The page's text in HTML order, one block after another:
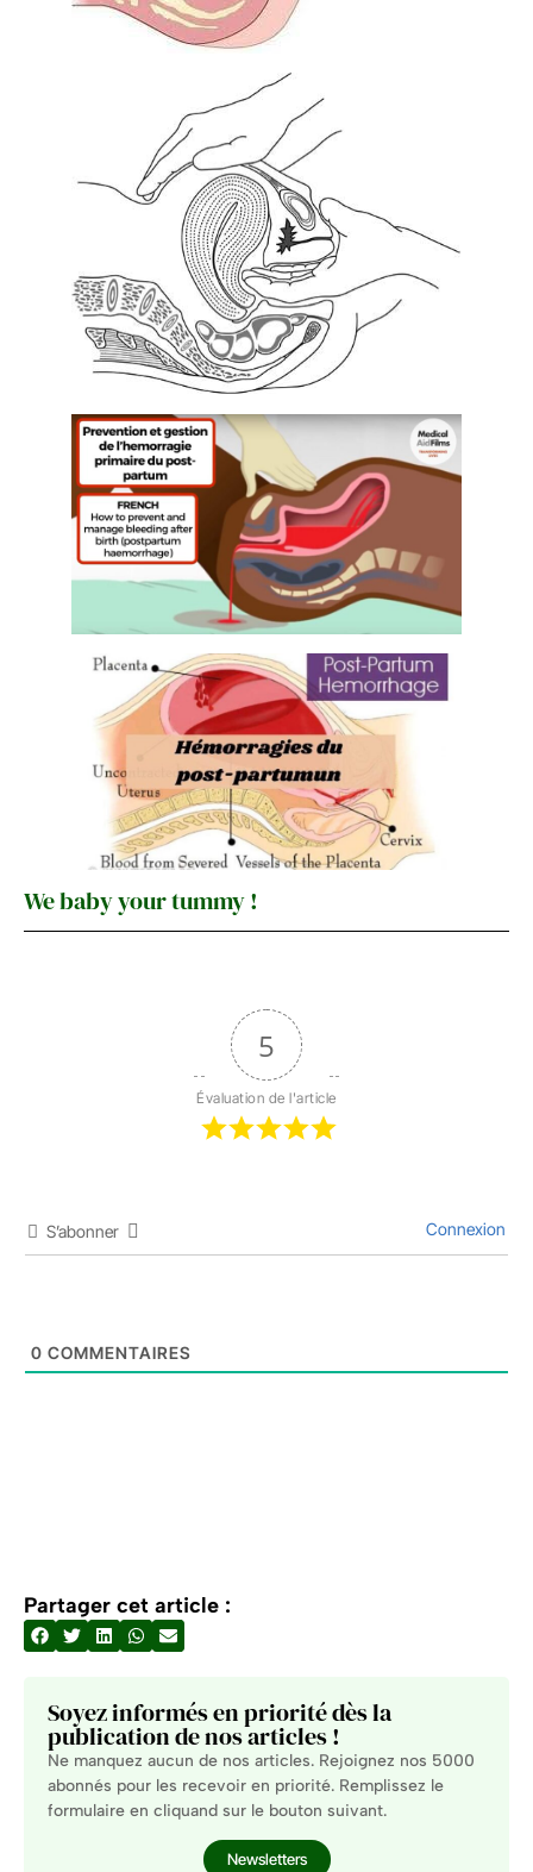
We baby your tummy !
5
Évaluation de l'article
S’abonner Connexion
0 COMMENTAIRES
Partager cet article :
Soyez informés en priorité dès la
publication de nos articles !
Ne manquez aucun de nos articles. Rejoignez nos 5000
abonnés pour les recevoir en priorité. Remplissez le
formulaire en cliquand sur le bouton suivant.
Newsletters